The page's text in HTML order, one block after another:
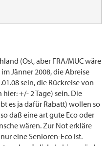
(Ost, aber FRA/MUC wäre
Jänner 2008, die Abreise
sein, die Rückreise von
+/- 2 Tage) sein. Die
es ja dafür Rabatt) wollen so
daß eine art gute Eco oder
wären. Zur Not erkläre
eine Senioren-Eco ist.